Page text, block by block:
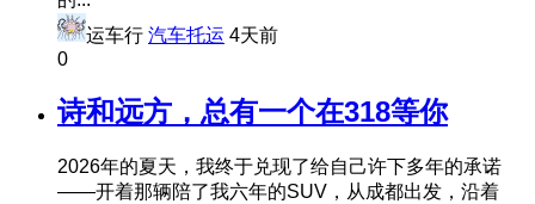
运车行 汽车托运 4天前
0
诗和远方，总有一个在318等你
2026年的夏天，我终于兑现了给自己许下多年的承诺
——开着那辆陪了我六年的SUV，从成都出发，沿着